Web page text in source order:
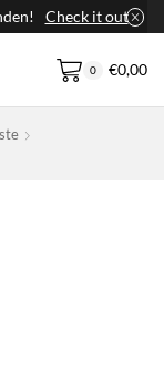
Check it out
0 €0,00